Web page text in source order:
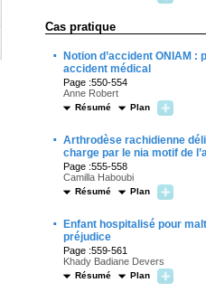
Cas pratique
·
Notion d’accident ONIAM
accident médical
Page :550-554
Anne Robert
Résumé Plan
· Arthrodèse rachidienne
charge par le nia motif de
Page :555-558
Camilla Haboubi
Résumé Plan
·
Enfant hospitalisé pour
préjudice
Page :559-561
Khady Badiane Devers
Résumé Plan